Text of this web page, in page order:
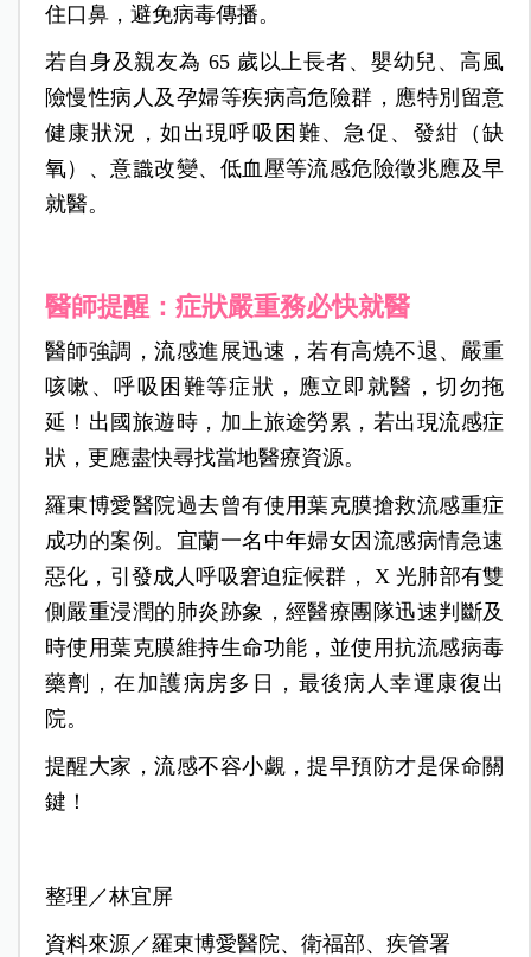
住口鼻，避免病毒傳播。
若自身及親友為 65 歲以上長者、嬰幼兒、高風
險慢性病人及孕婦等疾病高危險群，應特別留意
健康狀況，如出現呼吸困難、急促、發紺（缺
氧）、意識改變、低血壓等流感危險徵兆應及早
就醫。
醫師提醒：症狀嚴重務必快就醫
醫師強調，流感進展迅速，若有高燒不退、嚴重
咳嗽、呼吸困難等症狀，應立即就醫，切勿拖
延！出國旅遊時，加上旅途勞累，若出現流感症
狀，更應盡快尋找當地醫療資源。
羅東博愛醫院過去曾有使用葉克膜搶救流感重症
成功的案例。宜蘭一名中年婦女因流感病情急速
惡化，引發成人呼吸窘迫症候群， X 光肺部有雙
側嚴重浸潤的肺炎跡象，經醫療團隊迅速判斷及
時使用葉克膜維持生命功能，並使用抗流感病毒
藥劑，在加護病房多日，最後病人幸運康復出
院。
提醒大家，流感不容小覷，提早預防才是保命關
鍵！
整理／林宜屏
資料來源／羅東博愛醫院、衛福部、疾管署